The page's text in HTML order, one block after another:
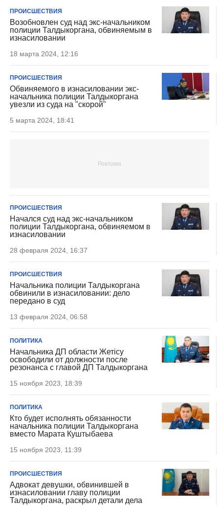
ПРОИСШЕСТВИЯ
Возобновлен суд над экс-начальником
полиции Талдыкоргана, обвиняемым в
изнасиловании
18 марта 2024, 12:16
ПРОИСШЕСТВИЯ
Обвиняемого в изнасиловании экс-
начальника полиции Талдыкоргана
увезли из суда на "скорой"
5 марта 2024, 18:41
ПРОИСШЕСТВИЯ
Начался суд над экс-начальником
полиции Талдыкоргана, обвиняемом в
изнасиловании
28 февраля 2024, 16:37
ПРОИСШЕСТВИЯ
Начальника полиции Талдыкоргана
обвинили в изнасиловании: дело
передано в суд
13 февраля 2024, 06:58
ПОЛИТИКА
Начальника ДП области Жетісу
освободили от должности после
резонанса с главой ДП Талдыкоргана
15 ноября 2023, 18:39
ПОЛИТИКА
Кто будет исполнять обязанности
начальника полиции Талдыкоргана
вместо Марата Куштыбаева
15 ноября 2023, 11:39
ПРОИСШЕСТВИЯ
Адвокат девушки, обвинившей в
изнасиловании главу полиции
Талдыкоргана, раскрыл детали дела